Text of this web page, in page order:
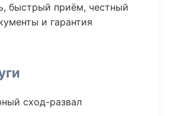
быстрый приём, честный
и гарантия
сход-развал